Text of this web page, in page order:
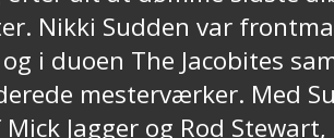
Nikki Sudden var
i duoen The Jacobites
mesterværker. Med
Jagger og Rod